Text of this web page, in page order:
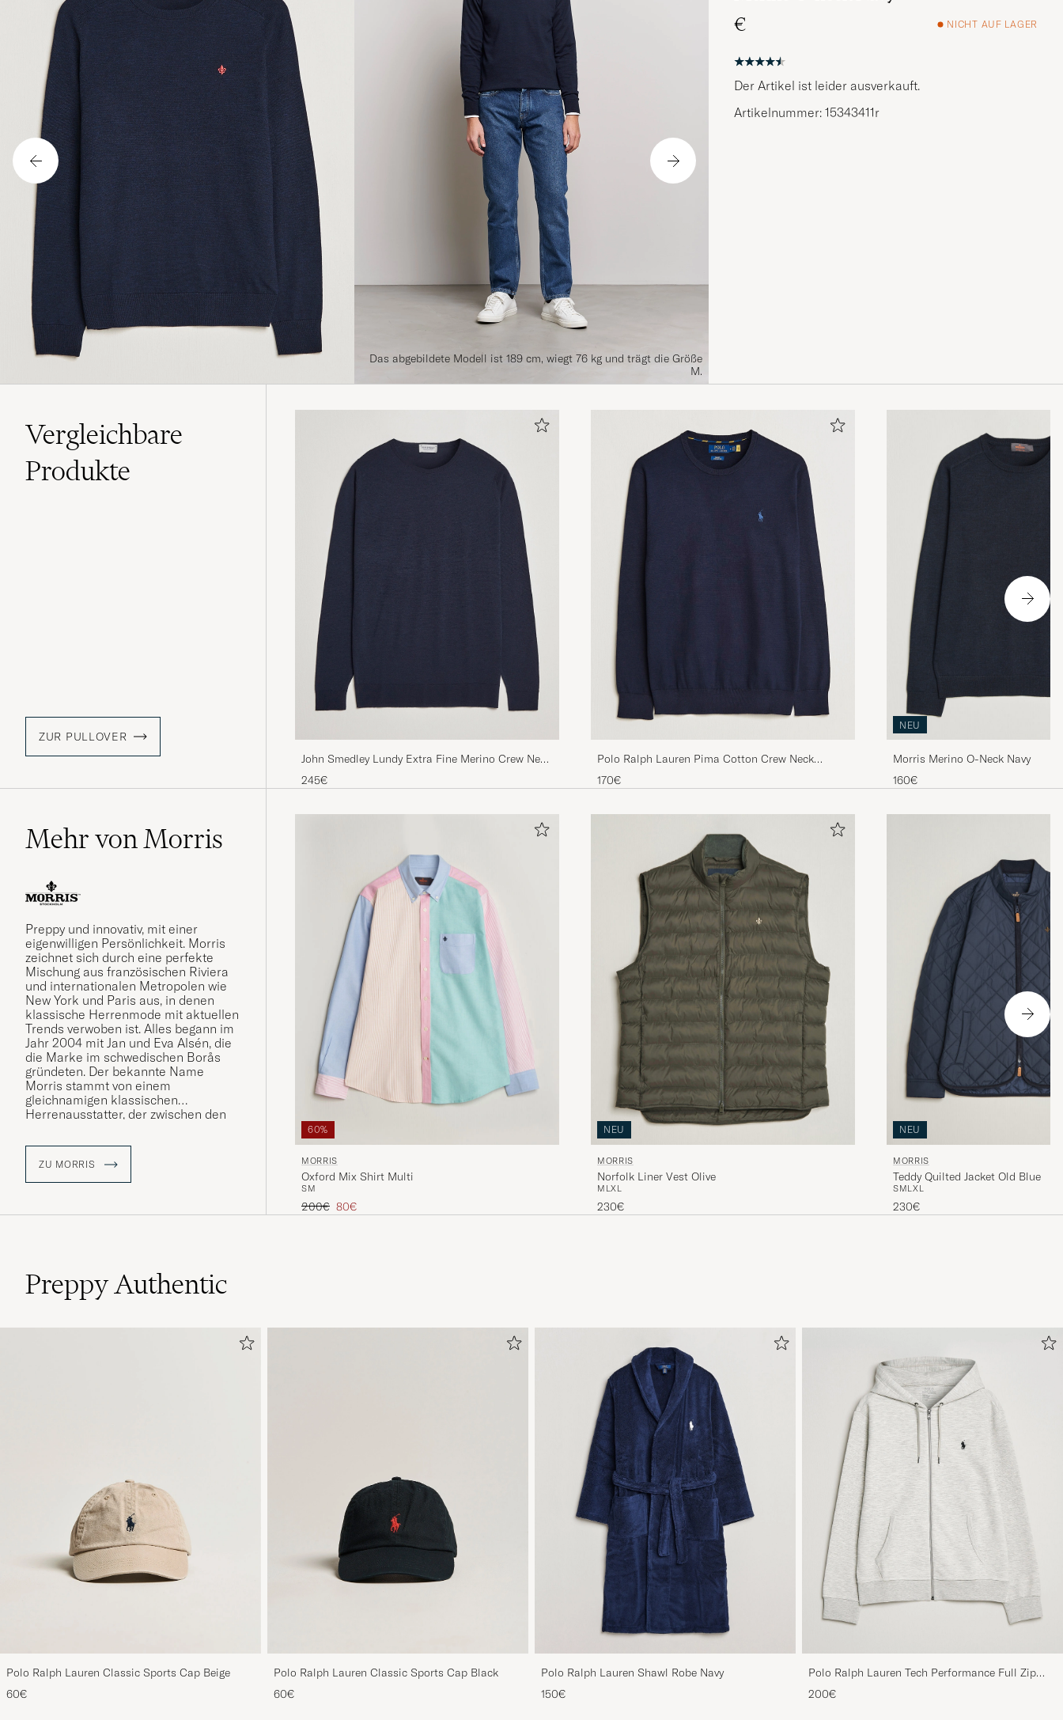
Das abgebildete Modell ist 189 cm, wiegt 76 kg und trägt die Größe
M.
€
NICHT AUF LAGER
Der Artikel ist leider ausverkauft.
Artikelnummer: 15343411r
Vergleichbare
Produkte
ZUR PULLOVER
John Smedley Lundy Extra Fine Merino Crew Neck
Midnight
245€
Polo Ralph Lauren Pima Cotton Crew Neck
Pullover Hunter Navy
170€
NEU
Morris Merino O-Neck Navy
160€
Mehr von Morris
Preppy und innovativ, mit einer
eigenwilligen Persönlichkeit. Morris
zeichnet sich durch eine perfekte
Mischung aus französischen Riviera
und internationalen Metropolen wie
New York und Paris aus, in denen
klassische Herrenmode mit aktuellen
Trends verwoben ist. Alles begann im
Jahr 2004 mit Jan und Eva Alsén, die
die Marke im schwedischen Borås
gründeten. Der bekannte Name
Morris stammt von einem
gleichnamigen klassischen
Herrenausstatter, der zwischen den
Stockholm seine Blütezeit hatte.
ZU MORRIS
60%
MORRIS
Oxford Mix Shirt Multi
SM
Regulärer Preis
200€ Reduzierter Preis
80€
NEU
MORRIS
Norfolk Liner Vest Olive
M LXL
230€
NEU
MORRIS
Teddy Quilted Jacket Old Blue
SMLXL
230€
Preppy Authentic
Polo Ralph Lauren Classic Sports Cap Beige
60€
Polo Ralph Lauren Classic Sports Cap Black
60€
Polo Ralph Lauren Shawl Robe Navy
150€
Polo Ralph Lauren Tech Performance Full Zip
Light Sport Heather
200€